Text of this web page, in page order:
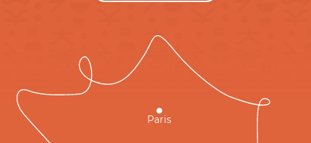
Paris